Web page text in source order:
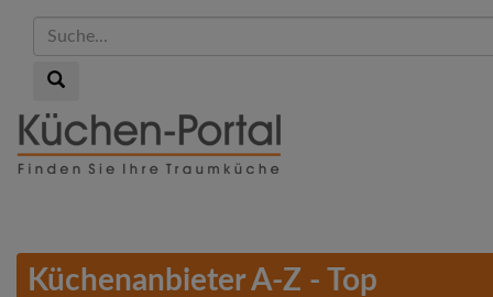
Suche...
Skip
to
main
Küchenanbieter A-Z - Top